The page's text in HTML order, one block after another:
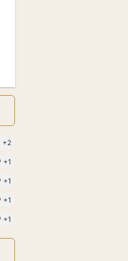
+2
+1
+1
+1
+1